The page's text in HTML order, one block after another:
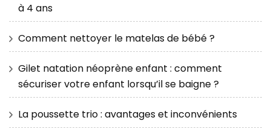
à 4 ans
Comment nettoyer le matelas de bébé ?
Gilet natation néoprène enfant : comment
sécuriser votre enfant lorsqu’il se baigne ?
La poussette trio : avantages et inconvénients